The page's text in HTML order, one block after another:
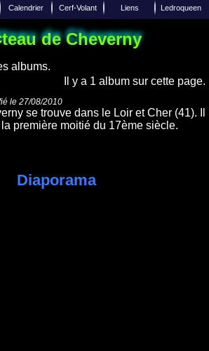
Accueil
Reportages
Photos Aériennes
Web TV
Calendrier
Calendrier 2027
Calendrier 2025
Cerf-Volant
Photo aérienne
Equipes / Club
Liens
Liens de Cerfs-Volants
Ledroqueen
Insèrer un Lien
Facebook
Over-Blog
de Cheverny
albums.
Il y a 1 album sur cette page.
le 27/08/2010
se trouve dans le Loir et Cher (41). Il
première moitié du 17ème siècle.
Diaporama